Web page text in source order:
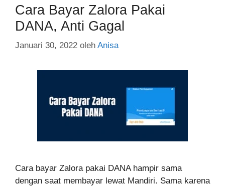
Cara Bayar Zalora Pakai
DANA, Anti Gagal
Januari 30, 2022 oleh Anisa
Cara bayar Zalora pakai DANA hampir sama
dengan saat membayar lewat Mandiri. Sama karena